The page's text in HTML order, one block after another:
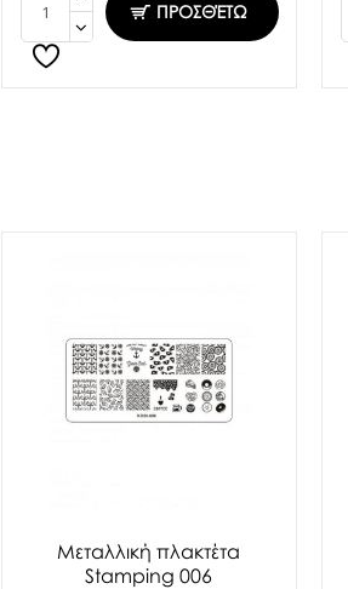
ΠΡΟΣΘΈΤΩ
Μεταλλική πλακτέτα
Stamping 006